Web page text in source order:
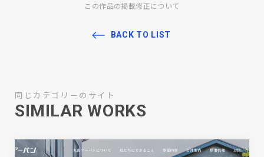
この作品の掲載修正について
BACK TO LIST
同じカテゴリーのサイト
SIMILAR WORKS